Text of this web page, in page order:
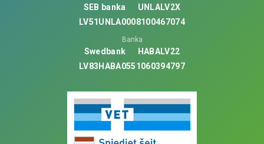
SEB banka
UNLALV2X
LV51UNLA0008100467074
Banka
Swedbank
HABALV22
LV83HABA0551060394797